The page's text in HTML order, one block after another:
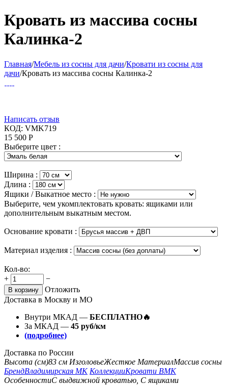
Кровать из массива сосны
Калинка-2
Главная/Мебель из сосны для дачи/Кровати из сосны для
дачи/Кровать из массива сосны Калинка-2
Написать отзыв
КОД: VMK719
15 500 Р
Выберите цвет :
Ширина :
Длина :
Ящики / Выкатное место :
Выберите, чем укомплектовать кровать: ящиками или
дополнительным выкатным местом.
Основание кровати :
Материал изделия :
Кол-во:
+
−
В корзину
Отложить
Доставка в Москву и МО
Внутри МКАД — БЕСПЛАТНО🔥
За МКАД — 45 руб/км
(подробнее)
Доставка по России
Высота (см)83 см ИзголовьеЖесткое МатериалМассив сосны
БрендВладимирская МК КоллекцииКровати ВМК
ОсобенностиС выдвижной кроватью, С ящиками